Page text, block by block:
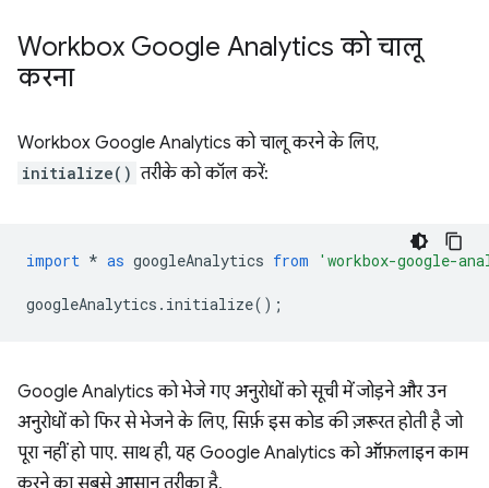
Workbox Google Analytics को चालू
करना
Workbox Google Analytics को चालू करने के लिए,
initialize() तरीके को कॉल करें:
import * as googleAnalytics from 'workbox-google-
googleAnalytics . initialize();
Google Analytics को भेजे गए अनुरोधों को सूची में जोड़ने और उन
अनुरोधों को फिर से भेजने के लिए, सिर्फ़ इस कोड की ज़रूरत होती है जो
पूरा नहीं हो पाए. साथ ही, यह Google Analytics को ऑफ़लाइन काम
करने का सबसे आसान तरीका है.